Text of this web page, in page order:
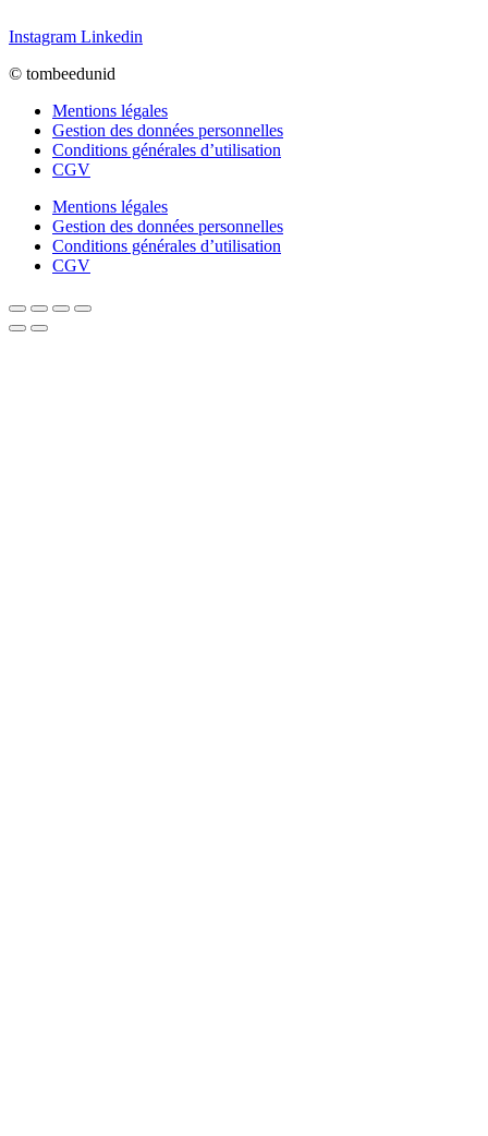
Instagram Linkedin
© tombeedunid
Mentions légales
Gestion des données personnelles
Conditions générales d’utilisation
CGV
Mentions légales
Gestion des données personnelles
Conditions générales d’utilisation
CGV